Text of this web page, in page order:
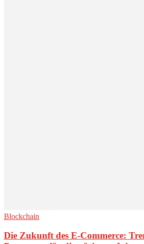
Blockchain
Die Zukunft des E-Commerce: